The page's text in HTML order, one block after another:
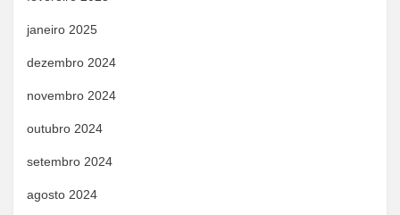
janeiro 2025
dezembro 2024
novembro 2024
outubro 2024
setembro 2024
agosto 2024